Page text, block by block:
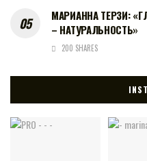
МАРИАННА ТЕРЗИ:
– НАТУРАЛЬНОСТЬ»
200 SHARES